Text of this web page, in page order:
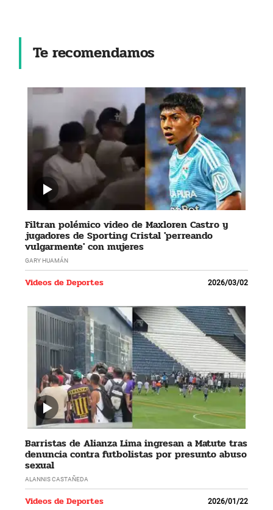
Te recomendamos
Filtran polémico video de Maxloren Castro y
jugadores de Sporting Cristal 'perreando
vulgarmente' con mujeres
GARY HUAMÁN
Videos de Deportes 2026/03/02
Barristas de Alianza Lima ingresan a Matute tras
denuncia contra futbolistas por presunto abuso
sexual
ALANNIS CASTAÑEDA
Videos de Deportes 2026/01/22